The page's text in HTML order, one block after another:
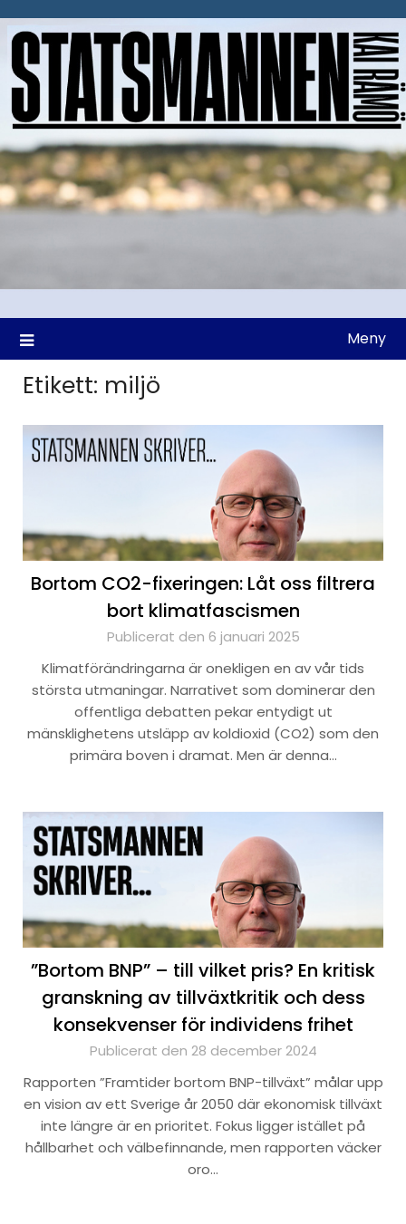
till
Meny
Etikett: miljö
Bortom CO2-fixeringen: Låt oss filtrera
bort klimatfascismen
Publicerat den 6 januari 2025
Klimatförändringarna är onekligen en av vår tids
största utmaningar. Narrativet som dominerar den
offentliga debatten pekar entydigt ut
mänsklighetens utsläpp av koldioxid (CO2) som den
primära boven i dramat. Men är denna…
”Bortom BNP” – till vilket pris? En kritisk
granskning av tillväxtkritik och dess
konsekvenser för individens frihet
Publicerat den 28 december 2024
Rapporten ”Framtider bortom BNP-tillväxt” målar upp
en vision av ett Sverige år 2050 där ekonomisk tillväxt
inte längre är en prioritet. Fokus ligger istället på
hållbarhet och välbefinnande, men rapporten väcker
oro…